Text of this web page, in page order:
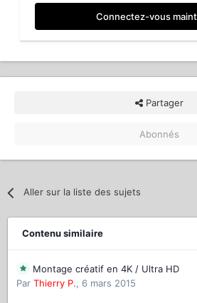
Connectez-vous
Partager
Abonnés
Aller sur la liste des sujets
Contenu similaire
Montage créatif en 4K / Ultra HD
Par Thierry P., 6 mars 2015